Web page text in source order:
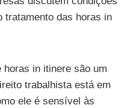
tratamento das horas in
in itinere são um
trabalhista está em
ele é sensível às